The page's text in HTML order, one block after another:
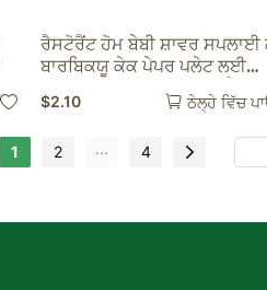
ਰੈਸਟੋਰੈਂਟ ਹੋਮ ਬੇਬੀ ਸ਼ਾਵਰ
ਬਾਰਬਿਕਯੂ ਕੇਕ ਪੇਪਰ ਪਲੇਟ ਲਈ
ਡਿਸਪੋਸੇਬਲ ਪੇਪਰ ਪਲੇਟ ਆਰਗੈਨਿਕ
ਡਿਸਪੋਸੇਬਲ ਟੇਬਲਵੇਅਰ
$2.10 ਠੇਲ੍ਹੇ ਵਿੱਚ
1 2 ... 4